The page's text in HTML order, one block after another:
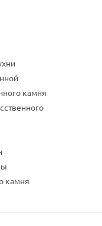
камня
камня